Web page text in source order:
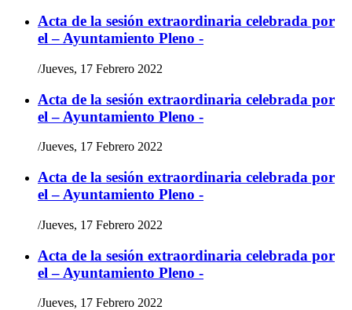
Acta de la sesión extraordinaria celebrada por
el – Ayuntamiento Pleno -
/Jueves, 17 Febrero 2022
Acta de la sesión extraordinaria celebrada por
el – Ayuntamiento Pleno -
/Jueves, 17 Febrero 2022
Acta de la sesión extraordinaria celebrada por
el – Ayuntamiento Pleno -
/Jueves, 17 Febrero 2022
Acta de la sesión extraordinaria celebrada por
el – Ayuntamiento Pleno -
/Jueves, 17 Febrero 2022